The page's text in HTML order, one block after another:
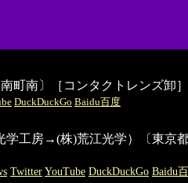
町南〕［コンタクトレンズ卸］
DuckDuckGo Baidu百度
学工房→(株)荒江光学）〔東京
Twitter YouTube DuckDuckGo Baidu